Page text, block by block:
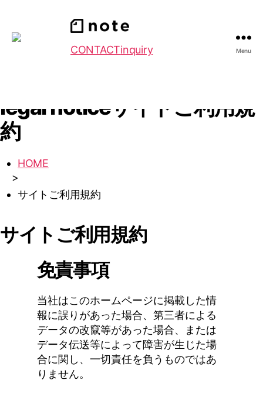
CONTACTinquiry Menu
legal noticeサイトご利用規
約
HOME
>
サイトご利用規約
サイトご利用規約
免責事項
当社はこのホームページに掲載した情
報に誤りがあった場合、第三者による
データの改竄等があった場合、または
データ伝送等によって障害が生じた場
合に関し、一切責任を負うものではあ
りません。